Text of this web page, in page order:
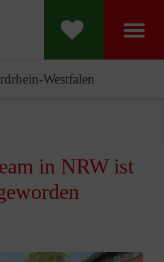
Westfalen
in NRW ist